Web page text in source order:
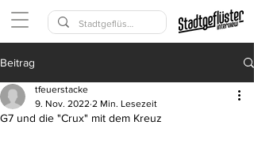
Beitrag
G7 und die "Crux" mit dem Kreuz
tfeuerstacke
9. Nov. 2022 2 Min. Lesezeit